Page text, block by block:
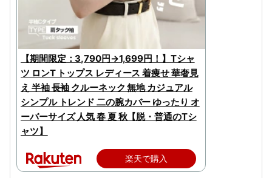
【期間限定：3,790円→1,699円！】Tシャ
ツ ロンT トップス レディース 着痩せ 華奢見
え 半袖 長袖 クルーネック 無地 カジュアル
シンプル トレンド 二の腕カバー ゆったり オ
ーバーサイズ 人気 春 夏 秋【脱・普通のTシ
ャツ】
楽天で購入